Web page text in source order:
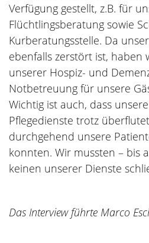
Verfügung gestellt, z.B. für
Flüchtlingsberatung sowie
Kurberatungsstelle. Da
ebenfalls zerstört ist, haben
unserer Hospiz- und
Notbetreuung für unsere
Wichtig ist auch, dass
Pflegedienste trotz
durchgehend unsere
konnten. Wir mussten – bis
keinen unserer Dienste
Das Interview führte Marco